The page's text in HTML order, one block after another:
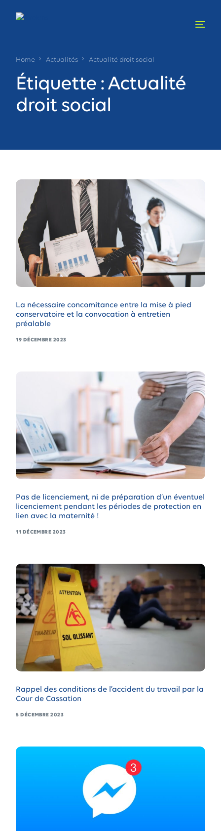
Home Actualités Actualité droit social
Étiquette : Actualité
droit social
La nécessaire concomitance entre la mise à pied
conservatoire et la convocation à entretien
préalable
19 DÉCEMBRE 2023
Pas de licenciement, ni de préparation d’un éventuel
licenciement pendant les périodes de protection en
lien avec la maternité !
11 DÉCEMBRE 2023
Rappel des conditions de l’accident du travail par la
Cour de Cassation
5 DÉCEMBRE 2023